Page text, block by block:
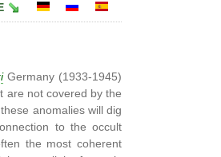
Germany (1933-1945)
are not covered by the
anomalies will dig
to the occult
the most coherent